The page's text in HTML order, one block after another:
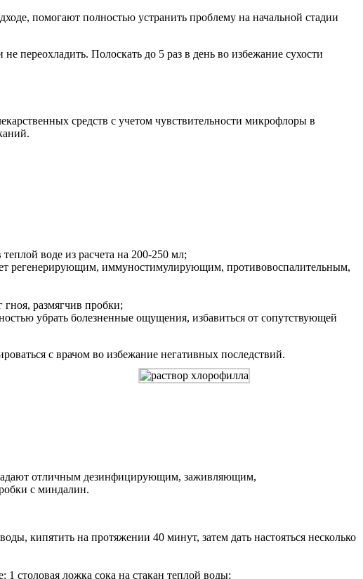
помогают полностью устранить проблему на начальной стадии
Полоскать до 5 раз в день во избежание сухости
средств с учетом чувствительности микрофлоры в
воде из расчета на 200-250 мл;
регенерирующим, иммуностимулирующим, противовоспалительным,
размягчив пробки;
убрать болезненные ощущения, избавиться от сопутствующей
с врачом во избежание негативных последствий.
отличным дезинфицирующим, заживляющим,
с миндалин.
кипятить на протяжении 40 минут, затем дать настояться несколько
1 столовая ложка сока на стакан теплой воды;